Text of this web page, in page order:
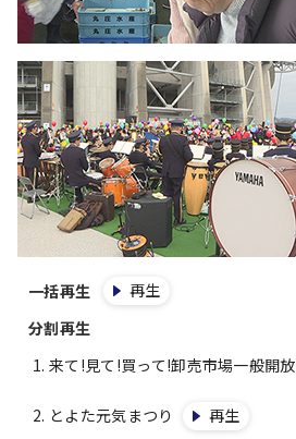
一括再生
再生
分割再生
来て!見て!買って!卸売市場一般開放
とよた元気まつり 再生